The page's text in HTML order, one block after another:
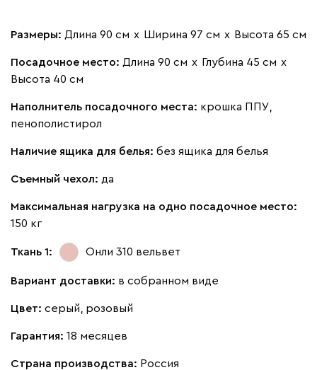
Размеры: Длина 90 см х Ширина 97 см х Высота 65 см
Посадочное место: Длина 90 см х Глубина 45 см х
Высота 40 см
Наполнитель посадочного места: крошка ППУ,
пенополистирол
Наличие ящика для белья: без ящика для белья
Съемный чехол: да
Максимальная нагрузка на одно посадочное место:
150 кг
Ткань 1: Онли 310 вельвет
Вариант доставки: в собранном виде
Цвет: серый, розовый
Гарантия: 18 месяцев
Страна производства: Россия